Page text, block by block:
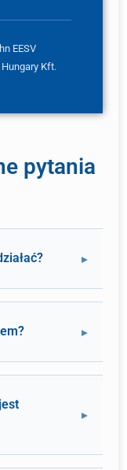
EESV
Kft.
pytania